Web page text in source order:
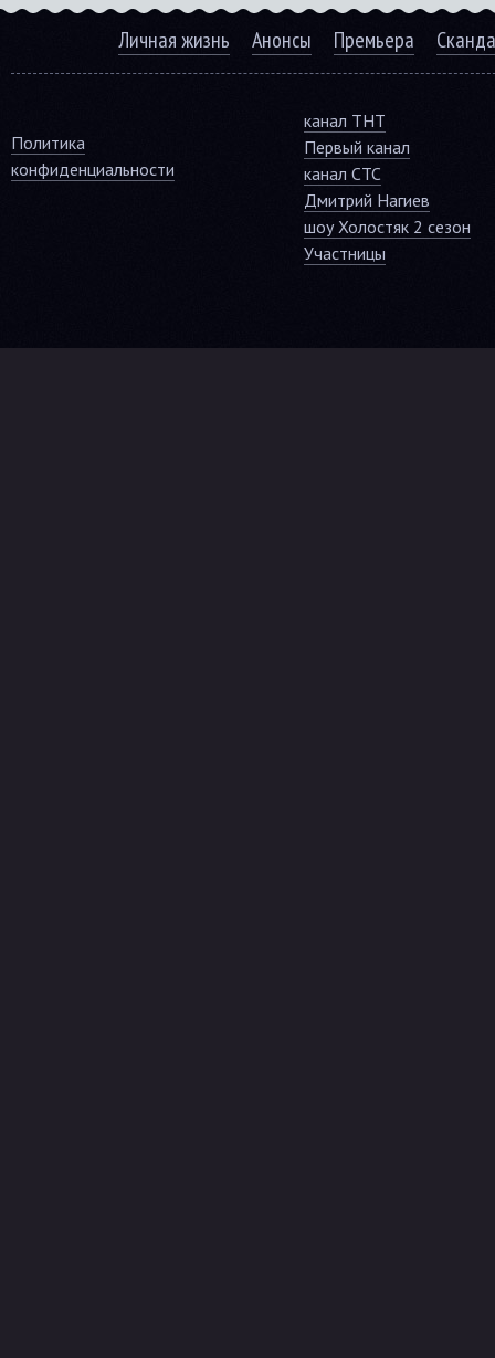
Личная жизнь Анонсы Премьера
Политика
конфиденциальности
канал ТНТ
Первый канал
канал СТС
Дмитрий Нагиев
шоу Холостяк 2 сезон
Участницы